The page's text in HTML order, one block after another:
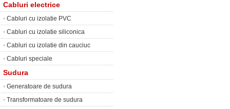
Cabluri electrice
• Cabluri cu izolatie PVC
• Cabluri cu izolatie siliconica
• Cabluri cu izolatie din cauciuc
• Cabluri speciale
Sudura
• Generatoare de sudura
• Transformatoare de sudura